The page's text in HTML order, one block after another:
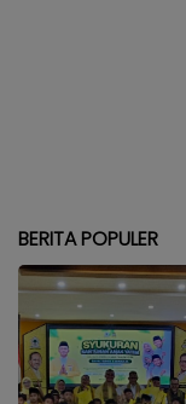
BERITA POPULER